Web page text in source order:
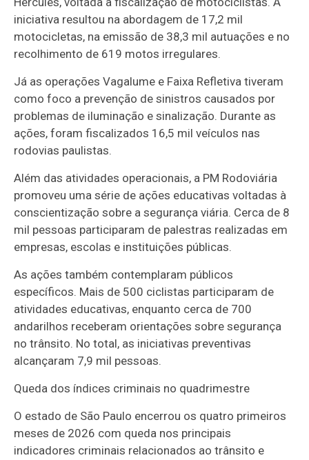
iniciativa resultou na abordagem de 17,2 mil
motocicletas, na emissão de 38,3 mil autuações e no
recolhimento de 619 motos irregulares.
Já as operações Vagalume e Faixa Refletiva tiveram
como foco a prevenção de sinistros causados por
problemas de iluminação e sinalização. Durante as
ações, foram fiscalizados 16,5 mil veículos nas
rodovias paulistas.
Além das atividades operacionais, a PM Rodoviária
promoveu uma série de ações educativas voltadas à
conscientização sobre a segurança viária. Cerca de 8
mil pessoas participaram de palestras realizadas em
empresas, escolas e instituições públicas.
As ações também contemplaram públicos
específicos. Mais de 500 ciclistas participaram de
atividades educativas, enquanto cerca de 700
andarilhos receberam orientações sobre segurança
no trânsito. No total, as iniciativas preventivas
alcançaram 7,9 mil pessoas.
Queda dos índices criminais no quadrimestre
O estado de São Paulo encerrou os quatro primeiros
meses de 2026 com queda nos principais
indicadores criminais relacionados ao trânsito e